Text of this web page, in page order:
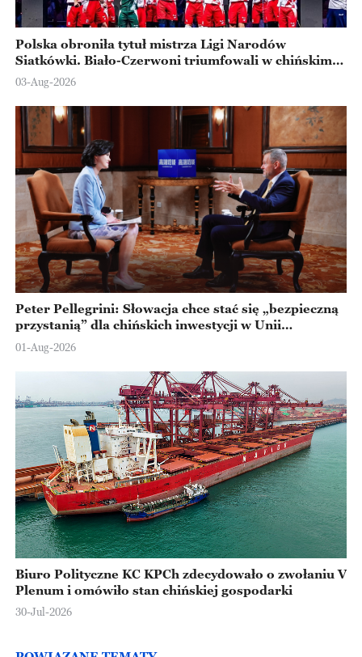
Polska obroniła tytuł mistrza Ligi Narodów
Siatkówki. Biało-Czerwoni triumfowali w chińskim
Ningbo
03-Aug-2026
Peter Pellegrini: Słowacja chce stać się „bezpieczną
przystanią” dla chińskich inwestycji w Unii
Europejskiej
01-Aug-2026
Biuro Polityczne KC KPCh zdecydowało o zwołaniu V
Plenum i omówiło stan chińskiej gospodarki
30-Jul-2026